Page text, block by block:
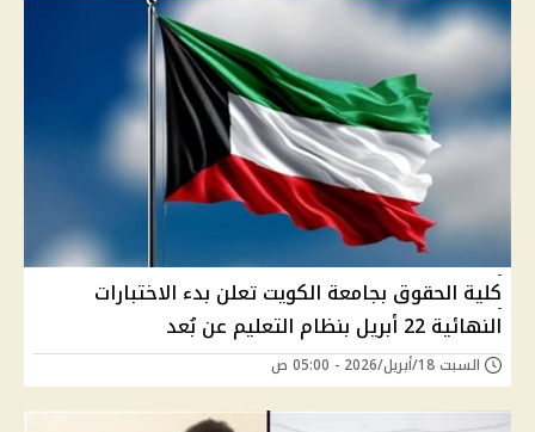
كلية الحقوق بجامعة الكويت تعلن بدء الاختبارات
النهائية 22 أبريل بنظام التعليم عن بُعد
السبت 18/أبريل/2026 - 05:00 ص